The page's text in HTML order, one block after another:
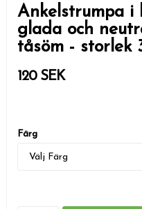
Ankelstrumpa i
glada och
tåsöm - storlek
120 SEK
Färg